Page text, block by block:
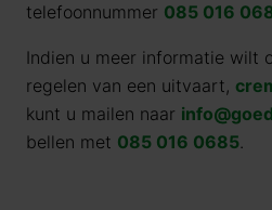
telefoonnummer 085 016
Indien u meer informatie wilt
regelen van een uitvaart,
kunt u mailen naar
bellen met 085 016 0685.